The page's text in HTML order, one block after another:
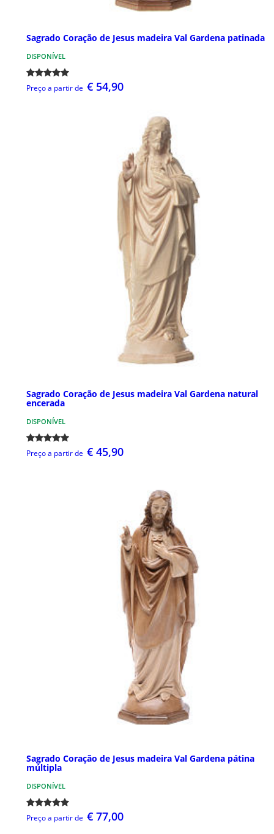
Sagrado Coração de Jesus madeira Val Gardena patinada
DISPONÍVEL
Preço a partir de € 54,90
Sagrado Coração de Jesus madeira Val Gardena natural
encerada
DISPONÍVEL
Preço a partir de € 45,90
Sagrado Coração de Jesus madeira Val Gardena pátina
múltipla
DISPONÍVEL
Preço a partir de € 77,00